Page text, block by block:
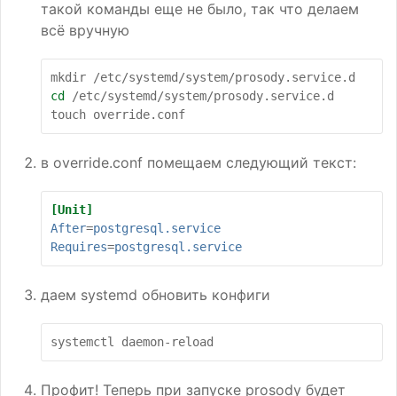
такой команды еще не было, так что делаем
всё вручную
mkdir
cd
/etc/systemd/system/prosody.service.d
touch
в override.conf помещаем следующий текст:
[Unit]
After=postgresql.service
Requires=postgresql.service
даем systemd обновить конфиги
systemctl
Профит! Теперь при запуске prosody будет